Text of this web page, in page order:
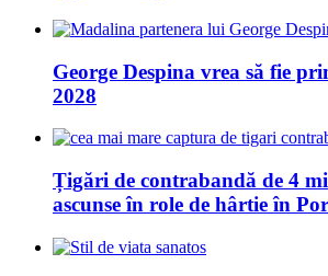
George Despina vrea să fie
2028
Țigări de contrabandă de 4
ascunse în role de hârtie în